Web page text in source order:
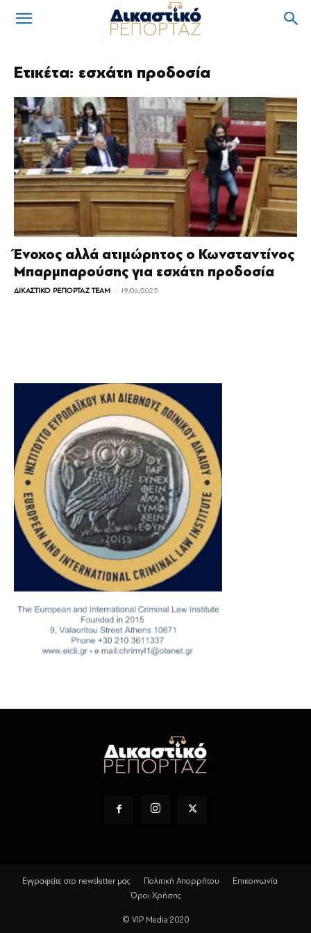
Ετικέτα: εσχάτη προδοσία
Ένοχος αλλά ατιμώρητος ο Κωνσταντίνος
Μπαρμπαρούσης για εσχάτη προδοσία
ΔΙΚΑΣΤΙΚΟ ΡΕΠΟΡΤΑΖ TEAM - 19/06/2025
Εγγραφείτε στο newsletter μας Πολιτική Απορρήτου
Επικοινωνία
Όροι Χρήσης
© VIP Media 2020